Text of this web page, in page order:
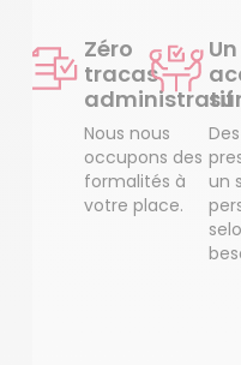
Zéro
tracas
administratif
Nous nous
occupons des
formalités à
votre place.
Un
Des
un